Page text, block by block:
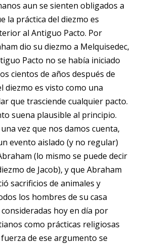
aun se sienten obligados a
la práctica del diezmo es
al Antiguo Pacto. Por
dio su diezmo a Melquisedec,
Pacto no se había iniciado
cientos de años después de
diezmo es visto como una
que trasciende cualquier pacto.
suena plausible al principio.
vez que nos damos cuenta,
evento aislado (y no regular)
(lo mismo se puede decir
de Jacob), y que Abraham
sacrificios de animales y
los hombres de su casa
hoy en día por
como prácticas religiosas
de ese argumento se